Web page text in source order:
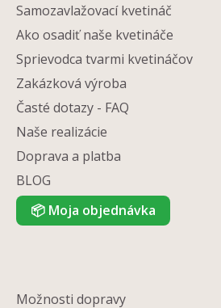
Samozavlažovací kvetináč
Ako osadiť naše kvetináče
Sprievodca tvarmi kvetináčov
Zakázková výroba
Časté dotazy - FAQ
Naše realizácie
Doprava a platba
BLOG
📦 Moja objednávka
Možnosti dopravy